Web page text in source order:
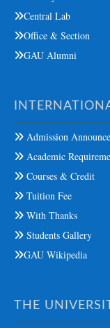
Central Lab
Office & Section
GAU Alumni
Admission
Academic
Courses & Credit
Tuition Fee
With Thanks
Students Gallery
GAU Wikipedia
THE